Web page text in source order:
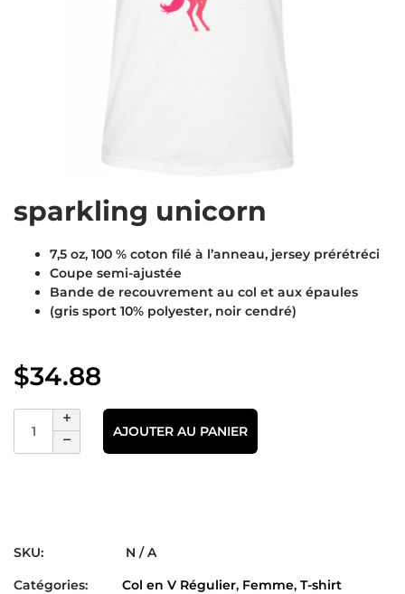
sparkling unicorn
7,5 oz, 100 % coton filé à l’anneau, jersey prérétréci
Coupe semi-ajustée
Bande de recouvrement au col et aux épaules
(gris sport 10% polyester, noir cendré)
$34.88
AJOUTER AU PANIER
SKU:
N / A
Catégories:
Col en V Régulier, Femme, T-shirt